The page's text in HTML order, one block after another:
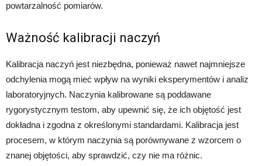
powtarzalność pomiarów.
Ważność kalibracji naczyń
Kalibracja naczyń jest niezbędna, ponieważ nawet najmniejsze
odchylenia mogą mieć wpływ na wyniki eksperymentów i analiz
laboratoryjnych. Naczynia kalibrowane są poddawane
rygorystycznym testom, aby upewnić się, że ich objętość jest
dokładna i zgodna z określonymi standardami. Kalibracja jest
procesem, w którym naczynia są porównywane z wzorcem o
znanej objętości, aby sprawdzić, czy nie ma różnic.